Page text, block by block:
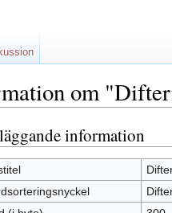
om
information